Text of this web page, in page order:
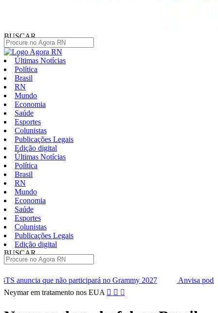
BUSCAR
Últimas Notícias
Política
Brasil
RN
Mundo
Economia
Saúde
Esportes
Colunistas
Publicações Legais
Edição digital
Últimas Notícias
Política
Brasil
RN
Mundo
Economia
Saúde
Esportes
Colunistas
Publicações Legais
Edição digital
BUSCAR
no Grammy 2027
Anvisa pode aprovar mais oito
Pular
para
Neymar em tratamento nos EUA